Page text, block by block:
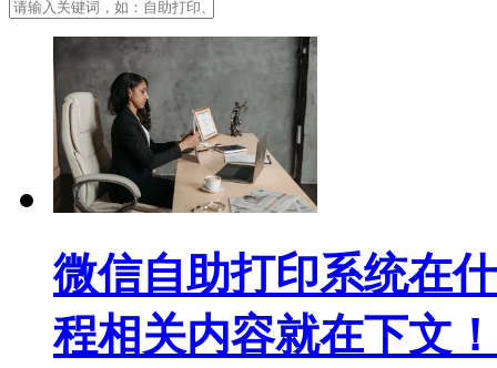
微信自助打印系统在
程相关内容就在下文！